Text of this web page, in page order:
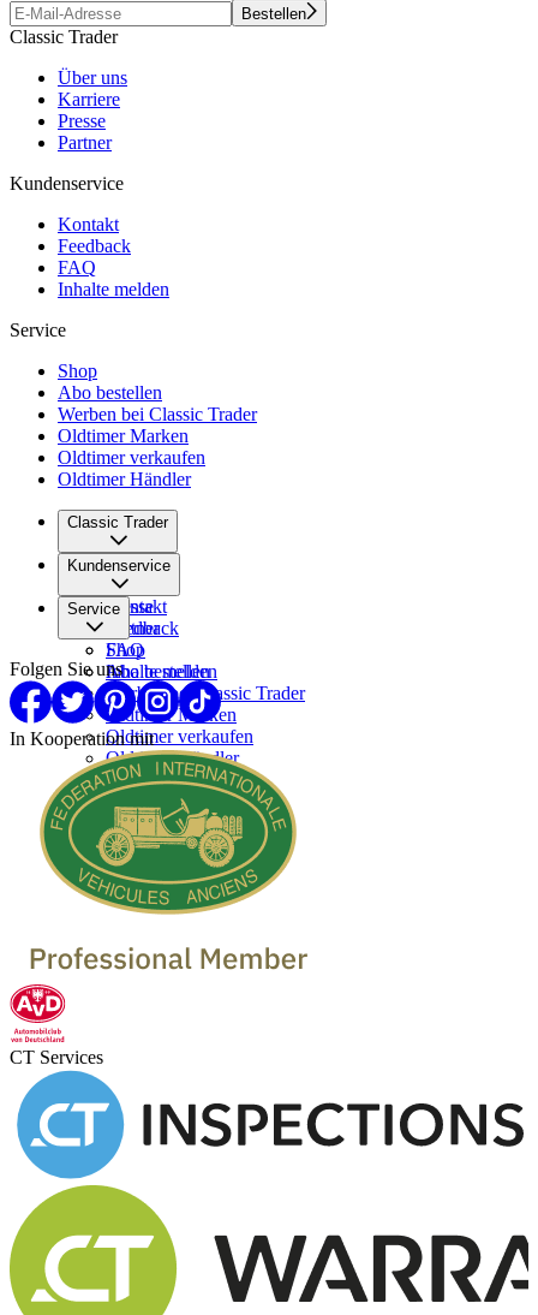
Bestellen
Classic Trader
Über uns
Karriere
Presse
Partner
Kundenservice
Kontakt
Feedback
FAQ
Inhalte melden
Service
Shop
Abo bestellen
Werben bei Classic Trader
Oldtimer Marken
Oldtimer verkaufen
Oldtimer Händler
Classic Trader
Über uns
Karriere
Presse
Partner
Kundenservice
Kontakt
Feedback
FAQ
Inhalte melden
Service
Shop
Abo bestellen
Werben bei Classic Trader
Oldtimer Marken
Oldtimer verkaufen
Oldtimer Händler
Folgen Sie uns
In Kooperation mit
CT Services